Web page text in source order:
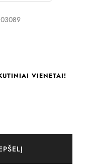
VIENETAI!